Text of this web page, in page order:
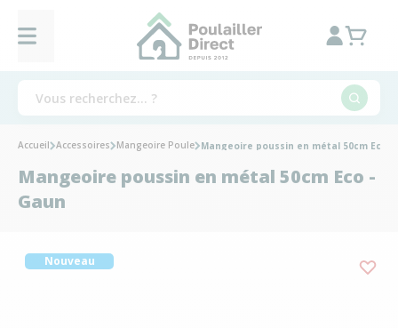
Accueil Accessoires Mangeoire Poule Mangeoire poussin en métal 50cm Eco -
Mangeoire poussin en métal 50cm Eco -
Gaun
Nouveau